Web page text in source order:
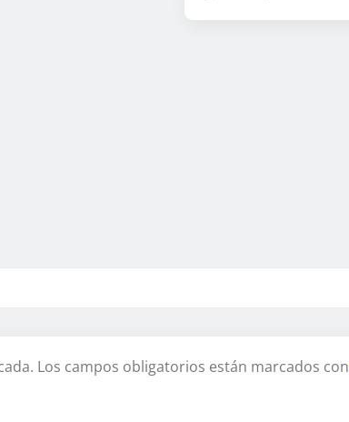
Los campos obligatorios están marcados con